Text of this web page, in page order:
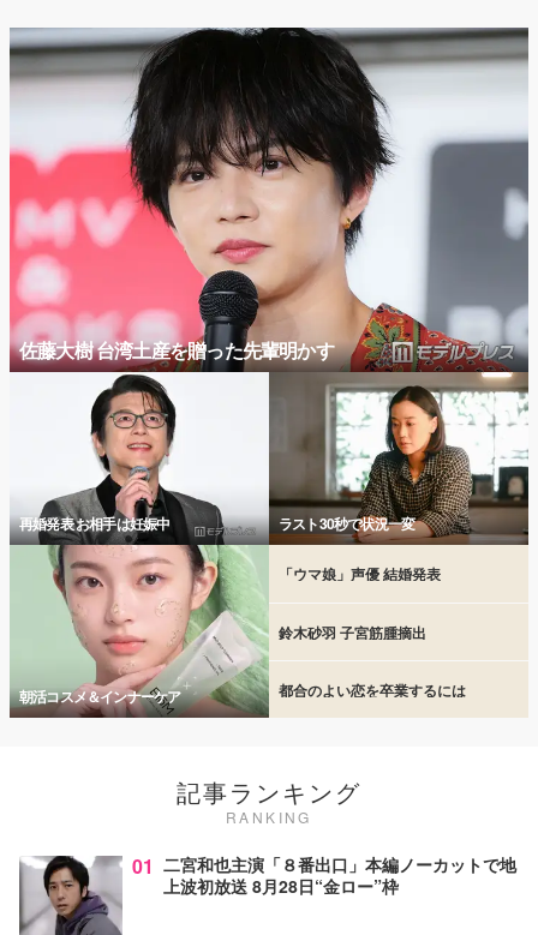
佐藤大樹 台湾土産を贈った先輩明かす
再婚発表 お相手は妊娠中 ラスト30秒で状況一変
朝活コスメ＆インナーケア
「ウマ娘」声優 結婚発表
鈴木砂羽 子宮筋腫摘出
都合のよい恋を卒業するには
記事ランキング
RANKING
01 二宮和也主演「８番出口」本編ノーカットで地
上波初放送 8月28日“金ロー”枠